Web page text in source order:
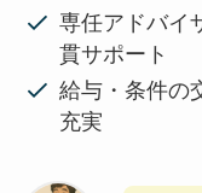
専任アドバイ
貫サポート
給与・条件の
充実